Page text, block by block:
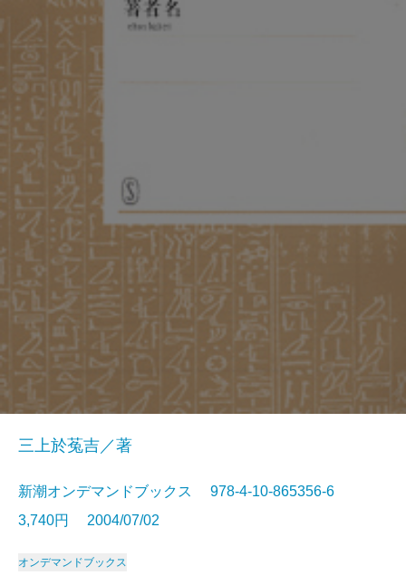
三上於菟吉／著
新潮オンデマンドブックス 978-4-10-865356-6
3,740円 2004/07/02
オンデマンドブックス